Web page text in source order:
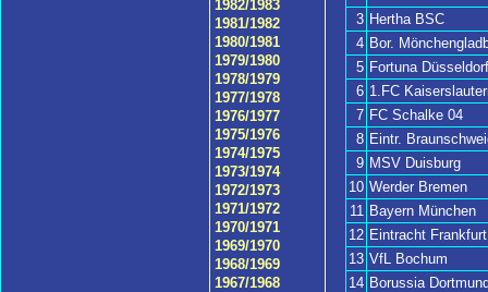
3 Hertha BSC
4 Bor.
5 Fortuna Düsseldorf
6 1.FC
7 FC Schalke 04
8 Eintr.
9 MSV Duisburg
10 Werder Bremen
11
Bayern München
12 Eintracht Frankfurt
13 VfL Bochum
14 Borussia
1982/1983
1981/1982
1980/1981
1979/1980
1978/1979
1977/1978
1976/1977
1975/1976
1974/1975
1973/1974
1972/1973
1971/1972
1970/1971
1969/1970
1968/1969
1967/1968